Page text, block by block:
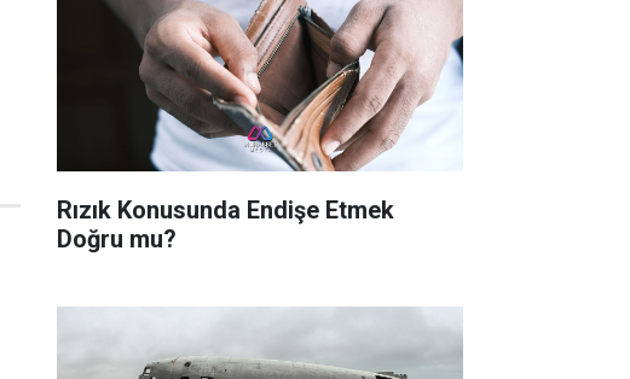
Rızık Konusunda Endişe Etmek
Doğru mu?